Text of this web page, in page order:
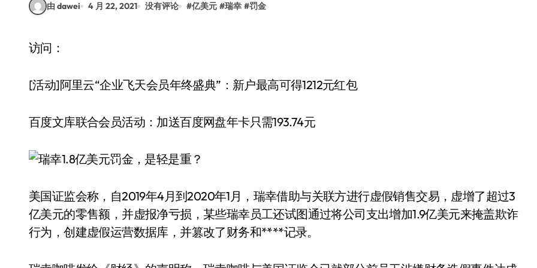
由 dawei 4 月 22, 2021 没有评论 #亿美元 #瑞幸 #罚金
访问：
[活动]阿里云“企业飞天会员年终盛典”：新户最高可得1212元红包
百度文库联合会员活动：加送百度网盘年卡只需193.74元
美国证监会称，自2019年4月到2020年1月，瑞幸借助与关联方进行虚假销售交易，虚增了超过3
亿美元的零售额，并虚报净亏损，某些瑞幸员工还试图通过将公司支出增加1.9亿美元来掩盖欺诈
行为，创建虚假运营数据库，并篡改了财务和****记录。